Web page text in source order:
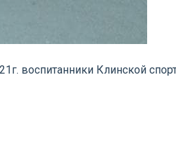
воспитанники Клинской